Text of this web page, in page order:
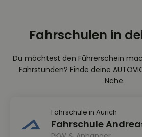
Fahrschulen in
Du möchtest den Führerschein
Fahrstunden? Finde deine
Nähe.
Fahrschule in Aurich
Fahrschule